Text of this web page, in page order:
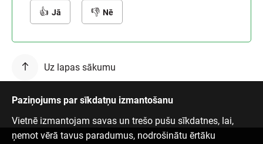
Jā Nē
Uz lapas sākumu
Paziņojums par sīkdatņu izmantošanu
Vietnē izmantojam savas un trešo pušu sīkdatnes, lai,
ņemot vērā tavus paradumus, nodrošinātu ērtāku